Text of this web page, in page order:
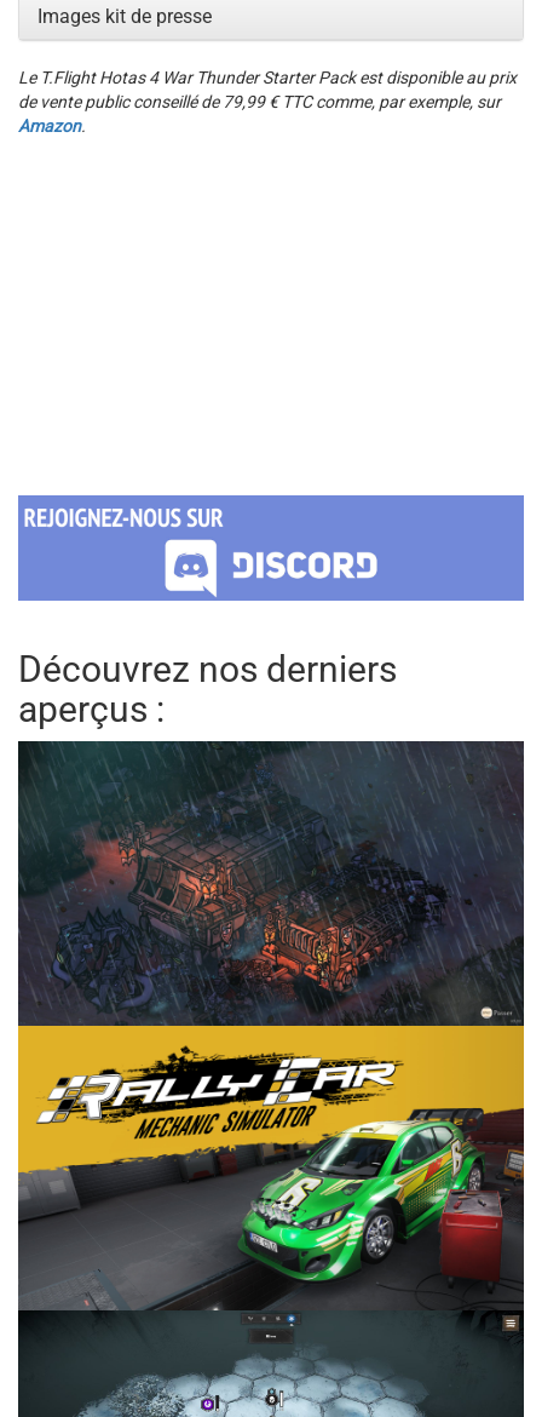
Images kit de presse
Le T.Flight Hotas 4 War Thunder Starter Pack est disponible au prix
de vente public conseillé de 79,99 € TTC comme, par exemple, sur
Amazon.
Découvrez nos derniers
aperçus :